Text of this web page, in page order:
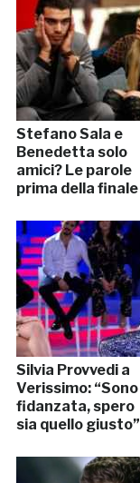
Stefano Sala e
Benedetta solo
amici? Le parole
prima della finale
Silvia Provvedi a
Verissimo: “Sono
fidanzata, spero
sia quello giusto”